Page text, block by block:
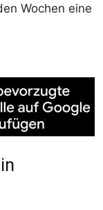
Wochen eine